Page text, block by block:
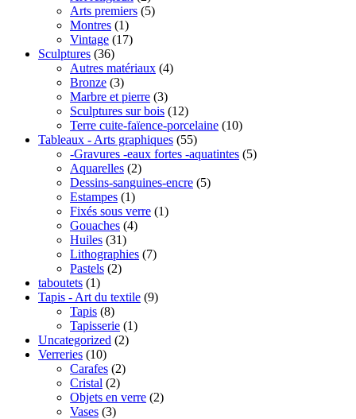
Arts premiers (5)
Montres (1)
Vintage (17)
Sculptures (36)
Autres matériaux (4)
Bronze (3)
Marbre et pierre (3)
Sculptures sur bois (12)
Terre cuite-faïence-porcelaine (10)
Tableaux - Arts graphiques (55)
-Gravures -eaux fortes -aquatintes (5)
Aquarelles (2)
Dessins-sanguines-encre (5)
Estampes (1)
Fixés sous verre (1)
Gouaches (4)
Huiles (31)
Lithographies (7)
Pastels (2)
taboutets (1)
Tapis - Art du textile (9)
Tapis (8)
Tapisserie (1)
Uncategorized (2)
Verreries (10)
Carafes (2)
Cristal (2)
Objets en verre (2)
Vases (3)